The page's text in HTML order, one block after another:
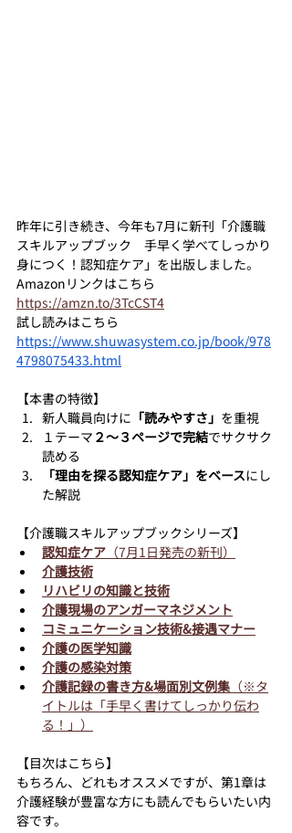
昨年に引き続き、今年も7月に新刊「介護職
スキルアップブック　手早く学べてしっかり
身につく！認知症ケア」を出版しました。
Amazonリンクはこちら
https://amzn.to/3TcCST4
試し読みはこちら
https://www.shuwasystem.co.jp/book/978
4798075433.html
【本書の特徴】
新人職員向けに 「読みやすさ」 を重視
１テーマ ２〜３ページで完結でサクサク
読める
「理由を探る認知症ケア」をベースにし
た解説
【介護職スキルアップブックシリーズ】
認知症ケア （7月1日発売の新刊）
介護技術
リハビリの知識と技術
介護現場のアンガーマネジメント
コミュニケーション技術&接遇マナー
介護の医学知識
介護の感染対策
介護記録の書き方&場面別文例集 （※タ
イトルは「手早く書けてしっかり伝わ
る！」）
【目次はこちら】
もちろん、どれもオススメですが、第1章は
介護経験が豊富な方にも読んでもらいたい内
容です。